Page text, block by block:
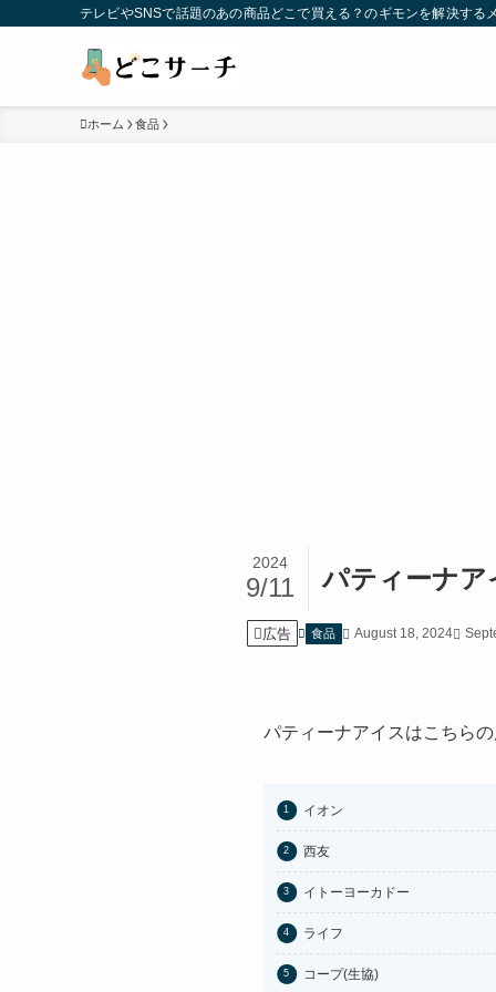
テレビやSNSで話題のあの商品どこで買える？のギモンを解決す
ホーム 食品
パティーナ
2024
9/11
広告 食品 August 18, 2024
パティーナアイスはこちら
イオン
西友
イトーヨーカドー
ライフ
コープ(生協)